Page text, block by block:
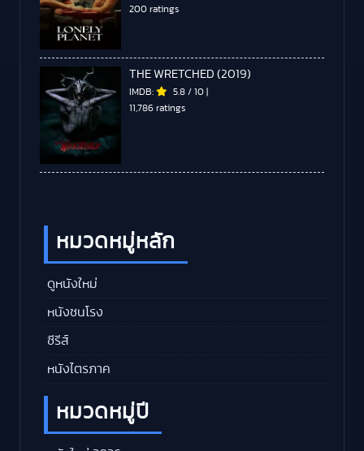
200 ratings
THE WRETCHED (2019)
IMDB: 5.8 / 10 |
11,786 ratings
หมวดหมู่หลัก
ดูหนังใหม่
หนังชนโรง
ซีรีส์
หนังไตรภาค
หมวดหมู่ปี